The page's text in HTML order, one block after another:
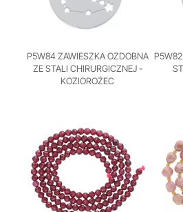
P5W84 ZAWIESZKA OZDOBNA
ZE STALI CHIRURGICZNEJ -
KOZIOROŻEC